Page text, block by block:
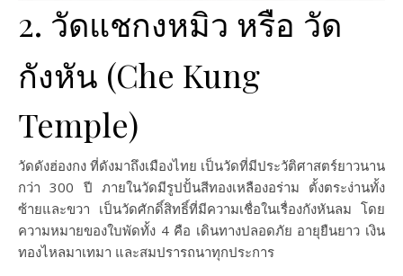
2. วัดแชกงหมิว หรือ วัด
กังหัน (Che Kung
Temple)
วัดดังฮ่องกง ที่ดังมาถึงเมืองไทย เป็นวัดที่มีประวัติศาสตร์ยาวนาน
กว่า 300 ปี ภายในวัดมีรูปปั้นสีทองเหลืองอร่าม ตั้งตระง่านทั้ง
ซ้ายและขวา เป็นวัดศักดิ์สิทธิ์ที่มีความเชื่อในเรื่องกังหันลม โดย
ความหมายของใบพัดทั้ง 4 คือ เดินทางปลอดภัย อายุยืนยาว เงิน
ทองไหลมาเทมา และสมปรารถนาทุกประการ